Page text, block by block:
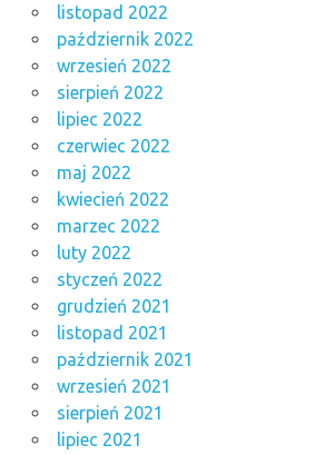
listopad 2022
październik 2022
wrzesień 2022
sierpień 2022
lipiec 2022
czerwiec 2022
maj 2022
kwiecień 2022
marzec 2022
luty 2022
styczeń 2022
grudzień 2021
listopad 2021
październik 2021
wrzesień 2021
sierpień 2021
lipiec 2021